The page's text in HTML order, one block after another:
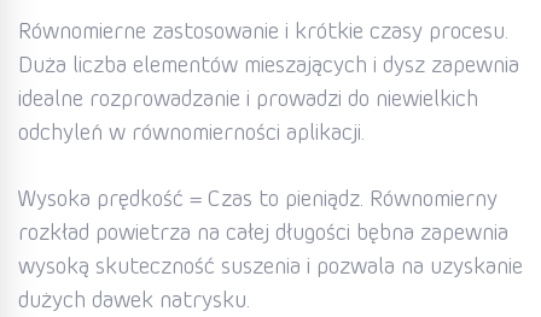
Równomierne zastosowanie i krótkie czasy procesu.
Duża liczba elementów mieszających i dysz zapewnia
idealne rozprowadzanie i prowadzi do niewielkich
odchyleń w równomierności aplikacji.
Wysoka prędkość = Czas to pieniądz. Równomierny
rozkład powietrza na całej długości bębna zapewnia
wysoką skuteczność suszenia i pozwala na uzyskanie
dużych dawek natrysku.